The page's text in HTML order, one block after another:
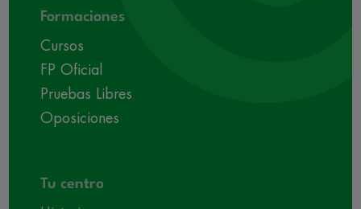
Formaciones
Cursos
FP Oficial
Pruebas Libres
Oposiciones
Tu centro